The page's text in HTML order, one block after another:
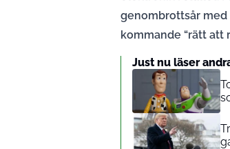
genombrottsår
kommande “rätt att
Just nu läser